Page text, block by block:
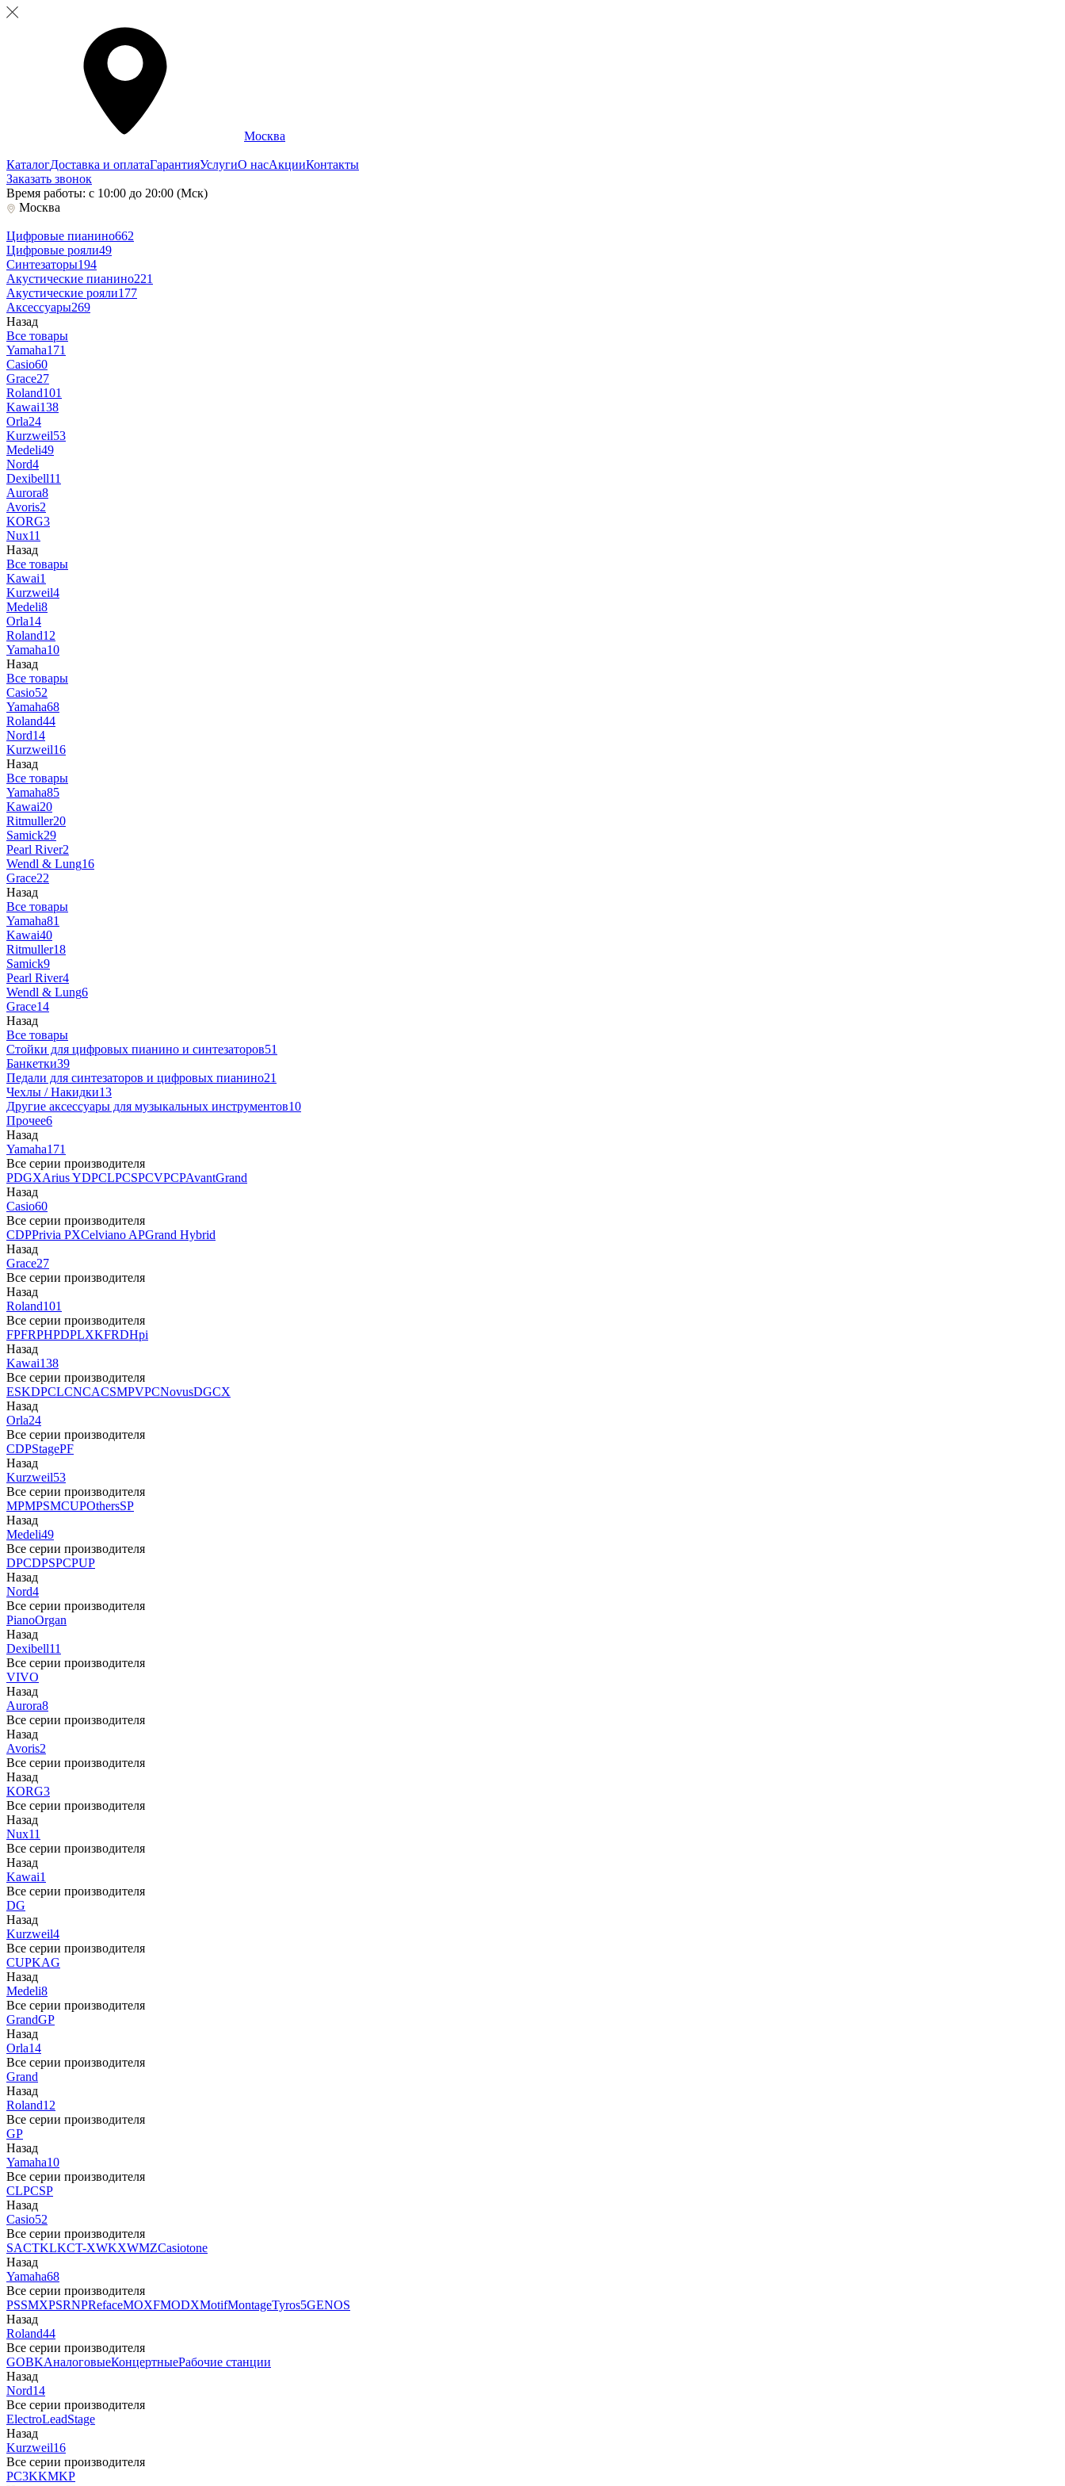
Москва
КаталогДоставка и оплатаГарантияУслугиО насАкцииКонтакты
Заказать звонок
Время работы: с 10:00 до 20:00 (Мск)
Москва
Цифровые пианино662
Цифровые рояли49
Синтезаторы194
Акустические пианино221
Акустические рояли177
Аксессуары269
Назад
Все товары
Yamaha171
Casio60
Grace27
Roland101
Kawai138
Orla24
Kurzweil53
Medeli49
Nord4
Dexibell11
Aurora8
Avoris2
KORG3
Nux11
Назад
Все товары
Kawai1
Kurzweil4
Medeli8
Orla14
Roland12
Yamaha10
Назад
Все товары
Casio52
Yamaha68
Roland44
Nord14
Kurzweil16
Назад
Все товары
Yamaha85
Kawai20
Ritmuller20
Samick29
Pearl River2
Wendl & Lung16
Grace22
Назад
Все товары
Yamaha81
Kawai40
Ritmuller18
Samick9
Pearl River4
Wendl & Lung6
Grace14
Назад
Все товары
Стойки для цифровых пианино и синтезаторов51
Банкетки39
Педали для синтезаторов и цифровых пианино21
Чехлы / Накидки13
Другие аксессуары для музыкальных инструментов10
Прочее6
Назад
Yamaha171
Все серии производителя
PDGXArius YDPCLPCSPCVPCPAvantGrand
Назад
Casio60
Все серии производителя
CDPPrivia PXCelviano APGrand Hybrid
Назад
Grace27
Все серии производителя
Назад
Roland101
Все серии производителя
FPFRPHPDPLXKFRDHpi
Назад
Kawai138
Все серии производителя
ESKDPCLCNCACSMPVPCNovusDGCX
Назад
Orla24
Все серии производителя
CDPStagePF
Назад
Kurzweil53
Все серии производителя
MPMPSMCUPOthersSP
Назад
Medeli49
Все серии производителя
DPCDPSPCPUP
Назад
Nord4
Все серии производителя
PianoOrgan
Назад
Dexibell11
Все серии производителя
VIVO
Назад
Aurora8
Все серии производителя
Назад
Avoris2
Все серии производителя
Назад
KORG3
Все серии производителя
Назад
Nux11
Все серии производителя
Назад
Kawai1
Все серии производителя
DG
Назад
Kurzweil4
Все серии производителя
CUPKAG
Назад
Medeli8
Все серии производителя
GrandGP
Назад
Orla14
Все серии производителя
Grand
Назад
Roland12
Все серии производителя
GP
Назад
Yamaha10
Все серии производителя
CLPCSP
Назад
Casio52
Все серии производителя
SACTKLKCT-XWKXWMZCasiotone
Назад
Yamaha68
Все серии производителя
PSSMXPSRNPRefaceMOXFMODXMotifMontageTyros5GENOS
Назад
Roland44
Все серии производителя
GOBKАналоговыеКонцертныеРабочие станции
Назад
Nord14
Все серии производителя
ElectroLeadStage
Назад
Kurzweil16
Все серии производителя
PC3KKMKP